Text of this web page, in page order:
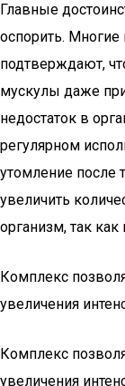
Главные
оспорить.
подтверждают,
мускулы даже
недостаток в
регулярном
утомление после
увеличить
организм, так
Комплекс
увеличения
Комплекс
увеличения